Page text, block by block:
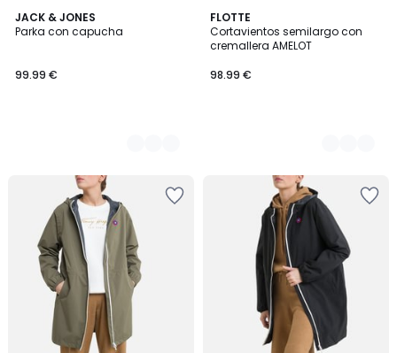
JACK & JONES
Parka con capucha
99.99 €
2
Colores
FLOTTE
Cortavientos semilargo con
cremallera AMELOT
98.99 €
3
Colores